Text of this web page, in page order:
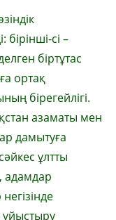
бірінші-сі –
біртұтас
ортақ
бірегейлігі.
азаматы мен
дамытуға
ұлтты
адамдар
ұйыстыру